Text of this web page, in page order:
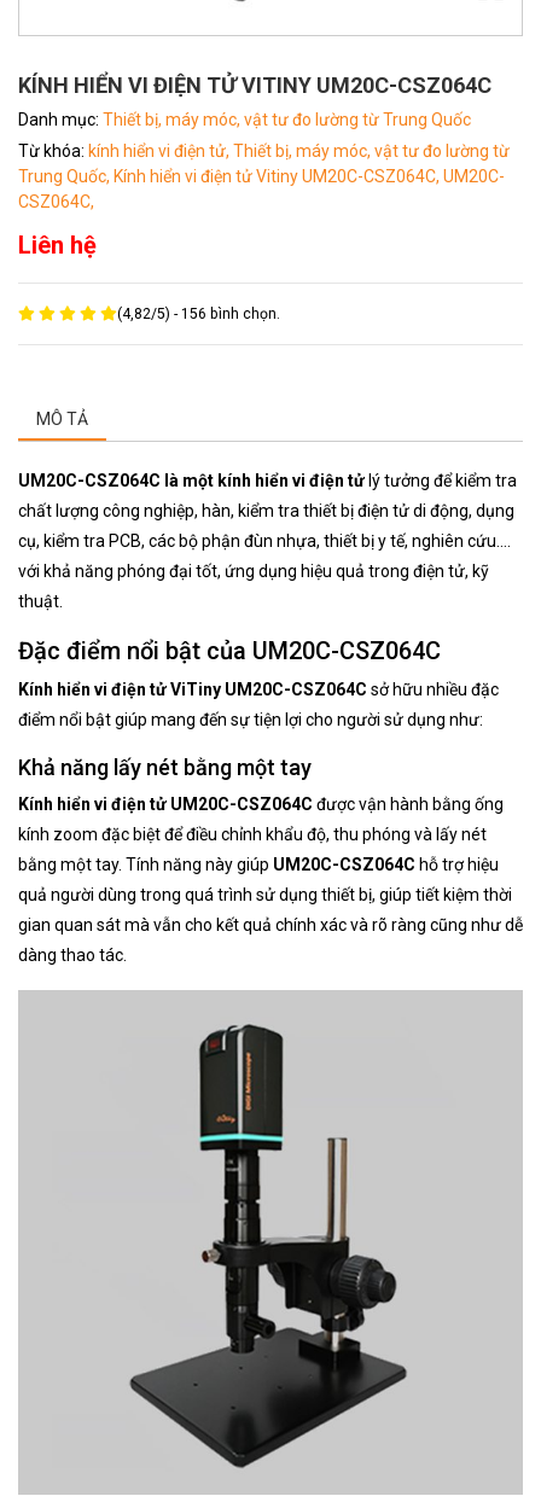
KÍNH HIỂN VI ĐIỆN TỬ VITINY UM20C-CSZ064C
Danh mục: Thiết bị, máy móc, vật tư đo lường từ Trung Quốc
Từ khóa: kính hiển vi điện tử, Thiết bị, máy móc, vật tư đo lường từ
Trung Quốc, Kính hiển vi điện tử Vitiny UM20C-CSZ064C, UM20C-
CSZ064C,
Liên hệ
(4,82/5) -156 bình chọn.
MÔ TẢ
UM20C-CSZ064C là một kính hiển vi điện tử lý tưởng để kiểm tra
chất lượng công nghiệp, hàn, kiểm tra thiết bị điện tử di động, dụng
cụ, kiểm tra PCB, các bộ phận đùn nhựa, thiết bị y tế, nghiên cứu….
với khả năng phóng đại tốt, ứng dụng hiệu quả trong điện tử, kỹ
thuật.
Đặc điểm nổi bật của UM20C-CSZ064C
Kính hiển vi điện tử ViTiny UM20C-CSZ064C sở hữu nhiều đặc
điểm nổi bật giúp mang đến sự tiện lợi cho người sử dụng như:
Khả năng lấy nét bằng một tay
Kính hiển vi điện tử UM20C-CSZ064C được vận hành bằng ống
kính zoom đặc biệt để điều chỉnh khẩu độ, thu phóng và lấy nét
bằng một tay. Tính năng này giúp UM20C-CSZ064C hỗ trợ hiệu
quả người dùng trong quá trình sử dụng thiết bị, giúp tiết kiệm thời
gian quan sát mà vẫn cho kết quả chính xác và rõ ràng cũng như dễ
dàng thao tác.